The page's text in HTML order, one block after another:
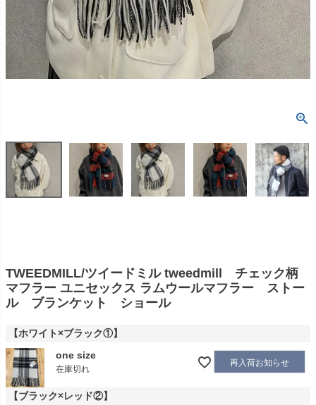
TWEEDMILL/ツイードミル tweedmill チェック柄
マフラー ユニセックス ラムウールマフラー ストー
ル ブランケット ショール
【ホワイト×ブラック①】
one size
在庫切れ
再入荷お知らせ
【ブラック×レッド②】